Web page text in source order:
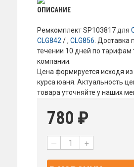
ОПИСАНИЕ
Ремкомплект SP103817 для
CLG842 / , CLG856 . Доставка
течении 10 дней по тарифам
компании.
Цена формируется исходя из
курса юаня. Актуальность
товара уточняйте у наших
780 ₽
— +